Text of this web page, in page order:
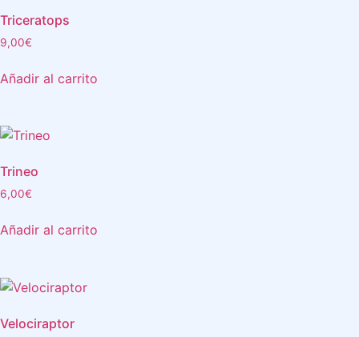
Triceratops
9,00€
Añadir al carrito
Trineo
6,00€
Añadir al carrito
Velociraptor